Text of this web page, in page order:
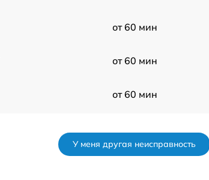
от 60 мин
от 60 мин
от 60 мин
У меня другая неисправность